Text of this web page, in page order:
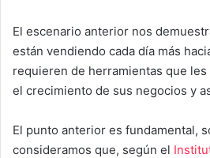
El escenario anterior nos
están vendiendo cada día más
requieren de herramientas que
el crecimiento de sus negocios y
El punto anterior es fundamental,
consideramos que, según el